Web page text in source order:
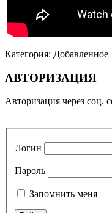
Категория: Добавленное
АВТОРИЗАЦИЯ
Авторизация через соц.
Логин
Пароль
Запомнить меня